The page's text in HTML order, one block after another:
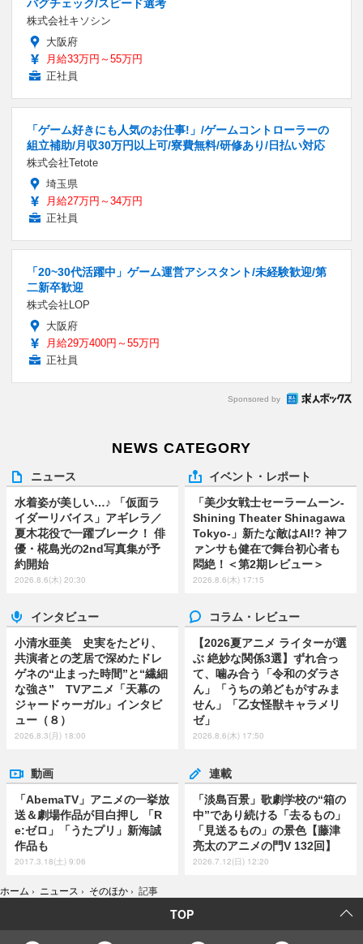
バグチェック/スピード選考
株式会社キソシン
大阪府
月給33万円～55万円
正社員
「ゲーム好きにも人気のお仕事!」/ゲームコントローラーの
組立補助/月収30万円以上可/寮費無料/研修あり/日払い対応
株式会社Tetote
埼玉県
月給27万円～34万円
正社員
「20~30代活躍中」ゲーム運営アシスタント/未経験歓迎/第
二新卒歓迎
株式会社LOP
大阪府
月給29万400円～55万円
正社員
Sponsored by
NEWS CATEGORY
ニュース
水着姿が美しい…♪ 「仮面ラ
イダーリバイス」アギレラ／
夏木花役で一躍ブレーク！ 俳
優・椛島光の2nd写真集が予
約開始
2026.8.6(木) 20:30
イベント・レポート
「美少女戦士セーラームーン-
Shining Theater Shinagawa
Tokyo-」新たな敵はAI!? 神フ
ァンサも健在で舞台初心者も
悶絶！＜第2期レビュー＞
2026.8.6(木) 17:15
インタビュー
小清水亜美 史実をたどり、
共演者との芝居で深めたドレ
ゲネの“止まった時間”と“繊細
な強さ” TVアニメ「天幕の
ジャードゥーガル」インタビ
ュー（８）
2026.8.3(月) 18:00
コラム・レビュー
【2026夏アニメ ライターが選
ぶ 絶妙な関係3選】ずれ合っ
て、噛み合う「令和のダラさ
ん」「うちの弟どもがすみま
せん」「乙女怪獣キャラメリ
ゼ」
2026.8.6(木) 17:50
動画
「AbemaTV」アニメの一挙放
送＆劇場作品が目白押し 「R
e:ゼロ」「うたプリ」新海誠
作品も
2017.3.18(土) 9:06
連載
「淡島百景」歌劇学校の“箱の
中”であり続ける「去るもの」
「見送るもの」の景色【藤津
亮太のアニメの門V 132回】
2026.7.12(日) 12:20
ホーム › ニュース › そのほか › 記事
TOP